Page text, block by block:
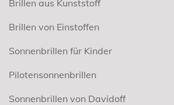
Brillen aus Kunststoff
Brillen von Einstoffen
Sonnenbrillen für Kinder
Pilotensonnenbrillen
Sonnenbrillen von Davidoff